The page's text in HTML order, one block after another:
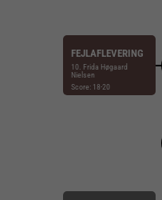
FEJLAFLEVERING
10. Frida Høgaard
Nielsen
Score: 18-20